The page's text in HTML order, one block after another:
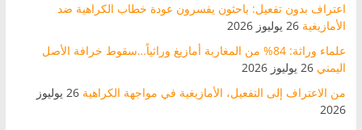
اعتراف بدون تفعيل: باحثون يفسرون عودة خطاب الكراهية ضد
الأمازيغية 26 يوليوز 2026
علماء وراثة: 84% من المغاربة أمازيغ وراثياً…سقوط خرافة الأصل
اليمني 26 يوليوز 2026
من الاعتراف إلى التفعيل، الأمازيغية في مواجهة الكراهية
26 يوليوز
2026